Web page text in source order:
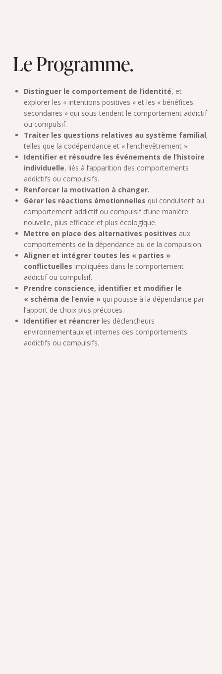
Le Programme.
Distinguer le comportement de l’identité, et
explorer les « intentions positives » et les « bénéfices
secondaires » qui sous-tendent le comportement addictif
ou compulsif.
Traiter les questions relatives au système familial,
telles que la codépendance et « l’enchevêtrement ».
Identifier et résoudre les événements de l’histoire
individuelle, liés à l’apparition des comportements
addictifs ou compulsifs.
Renforcer la motivation à changer.
Gérer les réactions émotionnelles qui conduisent au
comportement addictif ou compulsif d’une manière
nouvelle, plus efficace et plus écologique.
Mettre en place des alternatives positives aux
comportements de la dépendance ou de la compulsion.
Aligner et intégrer toutes les « parties »
conflictuelles impliquées dans le comportement
addictif ou compulsif.
Prendre conscience, identifier et modifier le
« schéma de l’envie »qui pousse à la dépendance par
l’apport de choix plus précoces.
Identifier et réancrerles déclencheurs
environnementaux et internes des comportements
addictifs ou compulsifs.